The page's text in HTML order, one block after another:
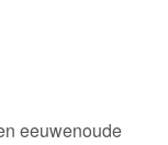
eeuwenoude